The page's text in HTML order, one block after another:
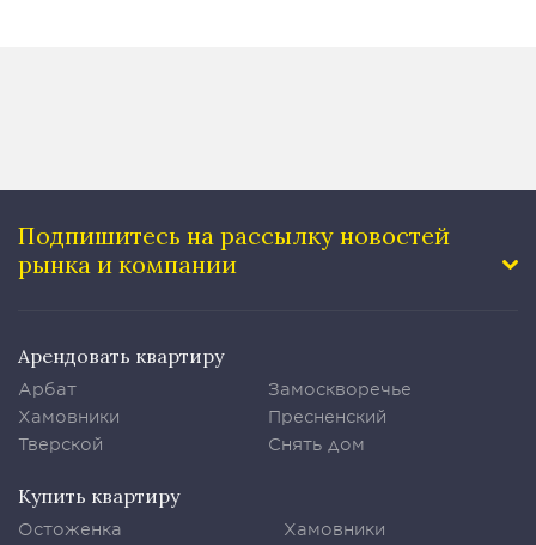
Подпишитесь на рассылку новостей
рынка и компании
Арендовать квартиру
Арбат
Хамовники
Тверской
Замоскворечье
Пресненский
Снять дом
Купить квартиру
Остоженка
Хамовники